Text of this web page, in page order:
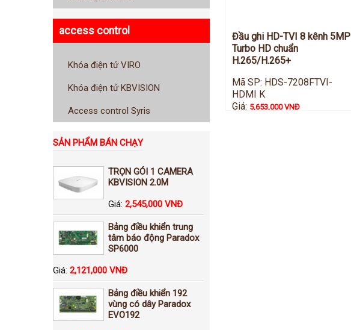
access control
Khóa điện tử VIRO
Khóa điện tử KBVISION
Access control Syris
SẢN PHẨM BÁN CHẠY
TRỌN GÓI 1 CAMERA
KBVISION 2.0M
Giá: 2,545,000 VNĐ
Bảng điều khiển trung
tâm báo động Paradox
SP6000
Giá: 2,121,000 VNĐ
Bảng điều khiển 192
vùng có dây Paradox
EVO192
Đầu ghi HD-TVI 8 kênh 5MP
Turbo HD chuẩn
H.265/H.265+
Mã SP: HDS-7208FTVI-
HDMI K
Giá: 5,653,000 VNĐ